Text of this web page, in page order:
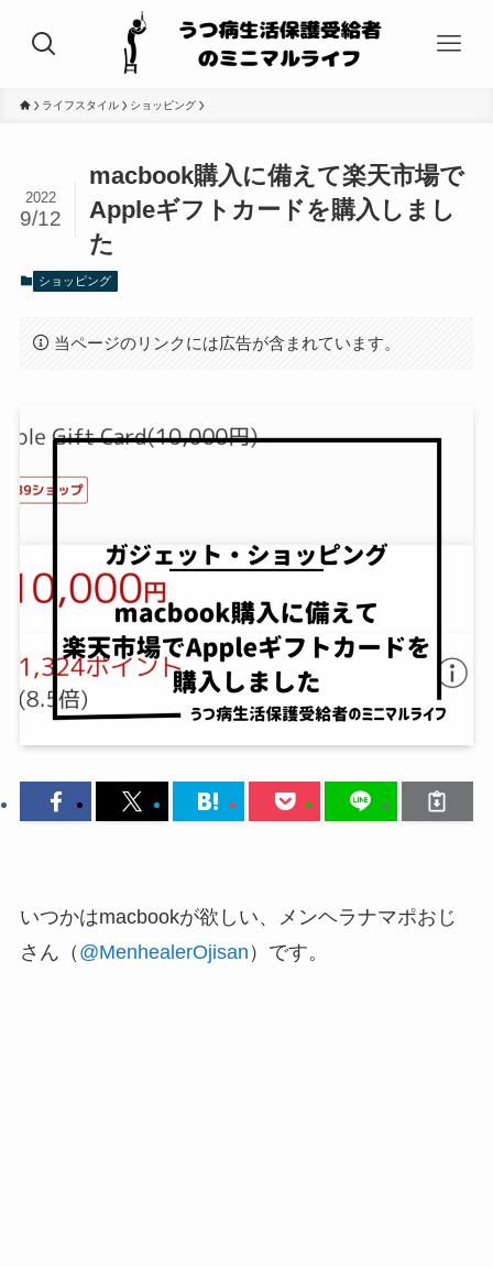
ライフスタイル ショッピング
macbook購入に備えて楽天市場で
Appleギフトカードを購入しまし
た
2022
9/12
ショッピング
当ページのリンクには広告が含まれています。
いつかはmacbookが欲しい、メンヘラナマポおじ
さん（ @MenhealerOjisan ）です。